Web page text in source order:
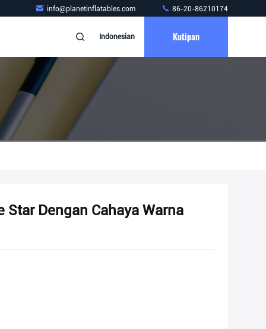
info@planetinflatables.com 86-20-86210174
Indonesian Kutipan
Star Dengan Cahaya Warna